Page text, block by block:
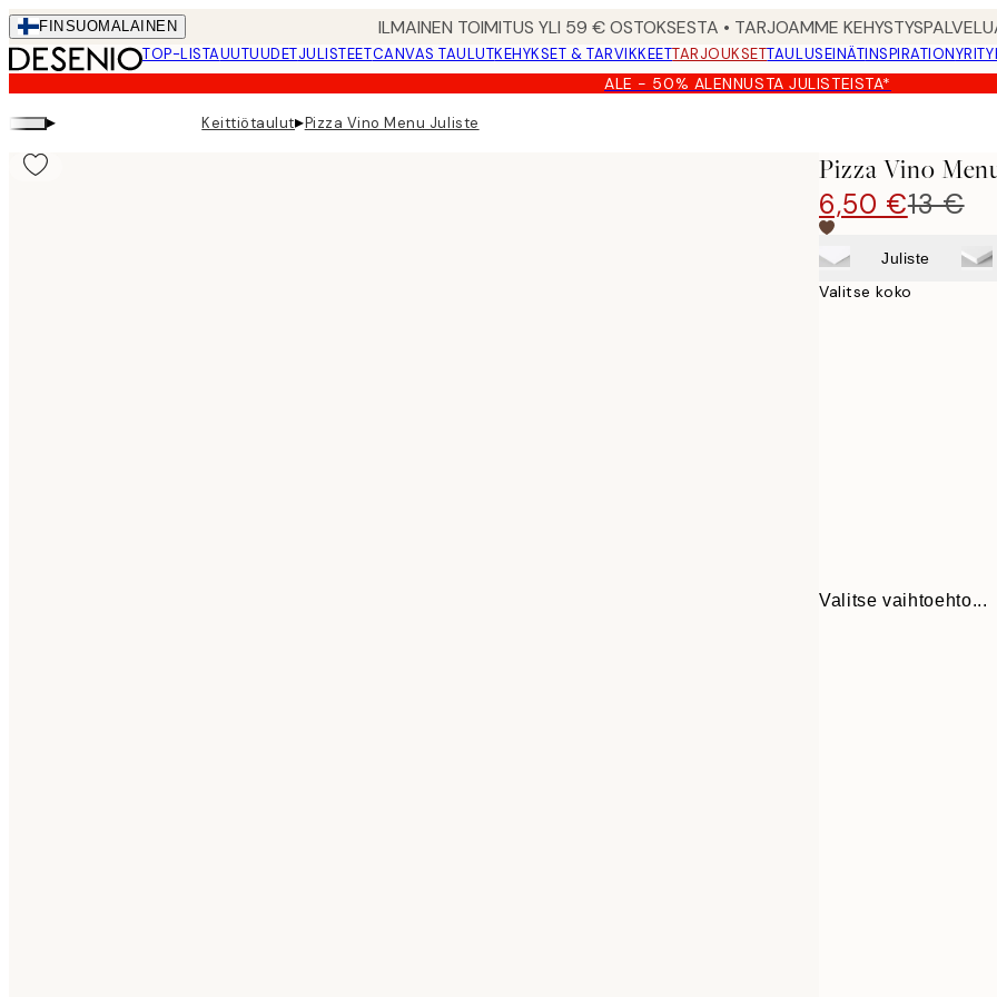
Skip
to
main
content.
FIN SUOMALAINEN ILMAINEN TOIMITUS YLI 59 € OSTOKSESTA • TARJOAMME
TOP-LISTAUUTUUDETJULISTEETCANVAS TAULUTKEHYKSET & TARVIKKEETTARJOUKSETTAULUSEINÄTINSPIRATION
ALE - 50% ALENNUSTA JULISTEISTA*
▸ Keittiötaulut▸Pizza Vino Menu Juliste
Pizza Vino
6,50 €13 €
Juliste
Valitse koko
Valitse vaihtoehto...